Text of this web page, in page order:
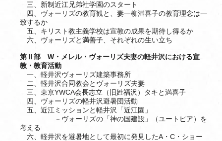
三、新制近江兄弟社学園のスタート
四、ヴォーリズの教育観と、妻一柳満喜子の教育理念は一
致するか
五、キリスト教主義学校は宣教の成果を期待し得るか
六、ヴォーリズと満善子、それぞれの生い立ち
第Ⅱ部 W・メレル・ヴォーリズ夫妻の軽井沢における宣
教・教育活動
一、軽井沢ヴォーリズ建築事務所
二、軽井沢合同教会とヴォーリズ夫妻
三、東京YWCA会長志立（旧姓福沢）タキと満喜子
四、ヴォーリズの軽井沢避暑団活動
五、近江ミッションと軽井沢「近江園」
－ヴォーリズの「神の国建設」（ユートピア）を
考える
六、軽井沢を避暑地として最初に発見したA・C・ショー